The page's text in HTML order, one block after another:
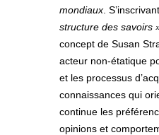
mondiaux .
structure des savoirs
concept de Susan
acteur non-étatique
et les processus
connaissances qui
continue les
opinions et